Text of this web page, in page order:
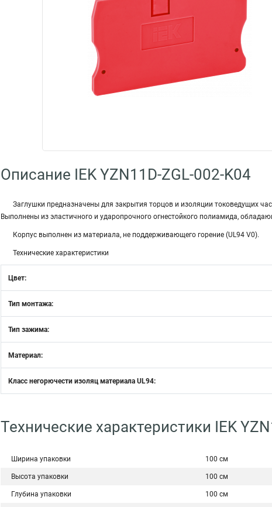
Описание IEK YZN11D-ZGL-002-K04
Заглушки предназначены для закрытия торцов и изоляции токоведущих
Выполнены из эластичного и ударопрочного огнестойкого полиамида,
Корпус выполнен из материала, не поддерживающего горение (UL94 V0).
Технические характеристики
Цвет:
Тип монтажа:
Тип зажима:
Материал:
Класс негорючести изоляц материала UL94:
Технические характеристики IEK
Ширина упаковки 100 см
Высота упаковки 100 см
Глубина упаковки 100 см